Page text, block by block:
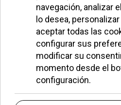
drogas
Pozuelo refuerza seguridad
antidroga
16 Julio 2026
La Policía de Pozuelo